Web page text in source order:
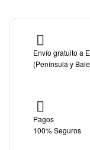
Envío gratuito a
(Península y
Pagos
100% Seguros